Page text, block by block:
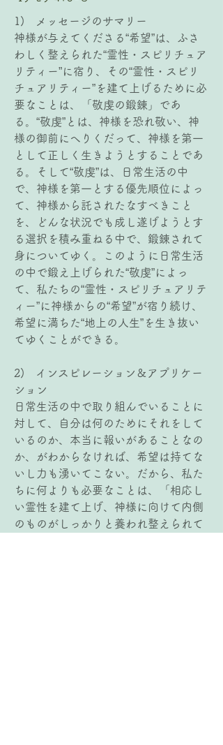
1)   メッセージのサマリー
神様が与えてくださる“希望”は、ふさ
わしく整えられた“霊性・スピリチュア
リティー”に宿り、その“霊性・スピリ
チュアリティー”を建て上げるために必
要なことは、「敬虔の鍛錬」であ
る。“敬虔”とは、神様を恐れ敬い、神
様の御前にへりくだって、神様を第一
として正しく生きようとすることであ
る。そして“敬虔”は、日常生活の中
で、神様を第一とする優先順位によっ
て、神様から託されたなすべきこと
を、どんな状況でも成し遂げようとす
る選択を積み重ねる中で、鍛錬されて
身についてゆく。このように日常生活
の中で鍛え上げられた“敬虔”によっ
て、私たちの“霊性・スピリチュアリテ
ィー”に神様からの“希望”が宿り続け、
希望に満ちた“地上の人生”を生き抜い
てゆくことができる。
2)   インスピレーション＆アプリケー
ション
日常生活の中で取り組んでいることに
対して、自分は何のためにそれをして
いるのか、本当に報いがあることなの
か、がわからなければ、希望は持てな
いし力も湧いてこない。だから、私た
ちに何よりも必要なことは、「相応し
い霊性を建て上げ、神様に向けて内側
のものがしっかりと養われ整えられて